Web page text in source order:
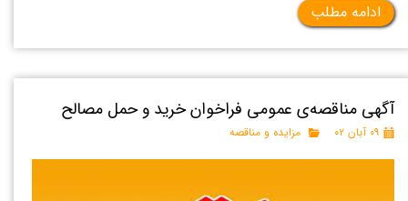
ادامه مطلب
آگهی مناقصه‌ی عمومی فراخوان خرید و حمل مصالح
۰۹ آبان ۰۲ مزایده و مناقصه